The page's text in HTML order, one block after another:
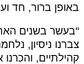
באופן ברור, חד
"בעשר בשנים
צברנו ניסיון,
קהילתיים,